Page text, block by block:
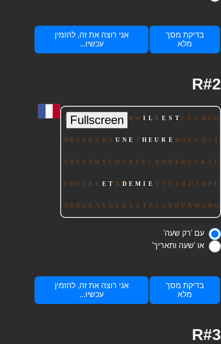
בדיקת מסך
מלא
אני רוצה את זה, להזמין
עכשיו...
R#2
עם 'רק שעה'
או 'שעה ותאריך'
בדיקת מסך
מלא
אני רוצה את זה, להזמין
עכשיו...
R#3